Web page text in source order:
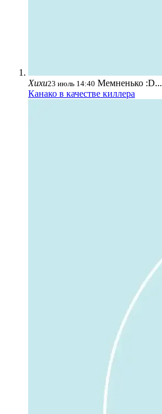
Хихи23 июль 14:40 Мемненько :D...
Канако в качестве киллера